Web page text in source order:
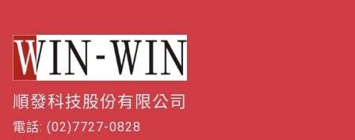
順發科技股份有限公司
電話: (02)7727-0828